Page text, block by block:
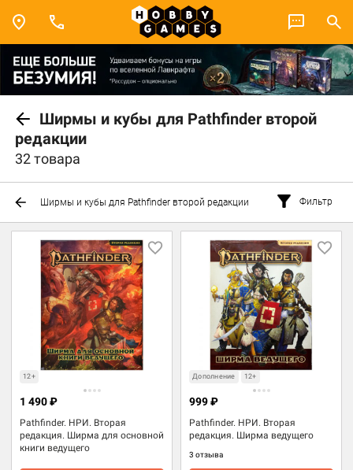
Ширмы и кубы для Pathfinder второй
редакции
32 товара
Ширмы и кубы для Pathfinder второй редакции Фильтр
12+
Pathfinder. НРИ. Вторая
редакция. Ширма для основной
книги ведущего
1 490 ₽
Дополнение 12+
Pathfinder. НРИ. Вторая
редакция. Ширма ведущего
3 отзыва
999 ₽